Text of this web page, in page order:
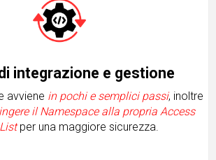
integrazione e gestione
avviene in pochi e semplici passi, inoltre
il Namespace alla propria Access
per una maggiore sicurezza.